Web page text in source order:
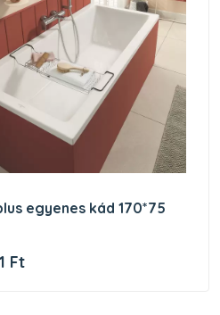
egyenes kád 170*75
Ft